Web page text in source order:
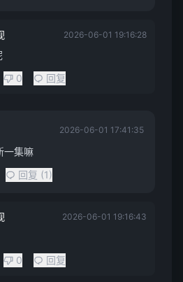
2026-06-01 19:16:28
0 回复
2026-06-01 17:41:35
一集嘛
回复 (1)
2026-06-01 19:16:43
0 回复